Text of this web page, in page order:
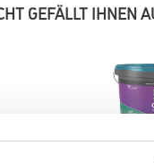
GEFÄLLT IHNEN